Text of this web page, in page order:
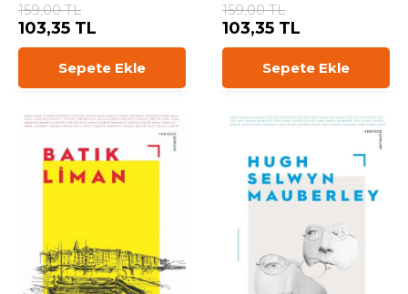
159,00 TL
103,35 TL
Sepete Ekle
159,00 TL
103,35 TL
Sepete Ekle